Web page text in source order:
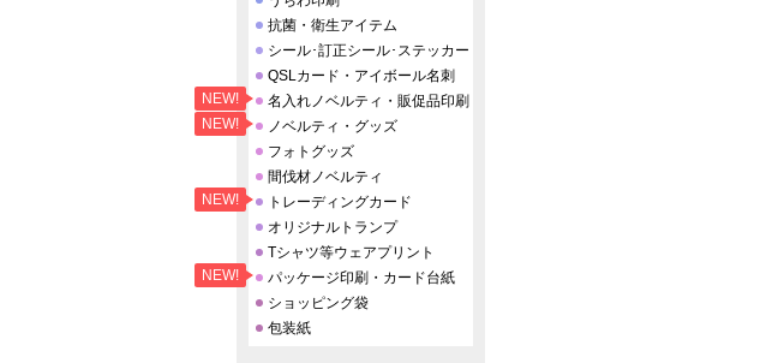
抗菌・衛生アイテム
シール･訂正シール･ステッカー
QSLカード・アイボール名刺
NEW! 名入れノベルティ・販促品印刷
NEW!
ノベルティ・グッズ
フォトグッズ
間伐材ノベルティ
NEW!
トレーディングカード
オリジナルトランプ
Tシャツ等ウェアプリント
NEW!
パッケージ印刷・カード台紙
ショッピング袋
包装紙